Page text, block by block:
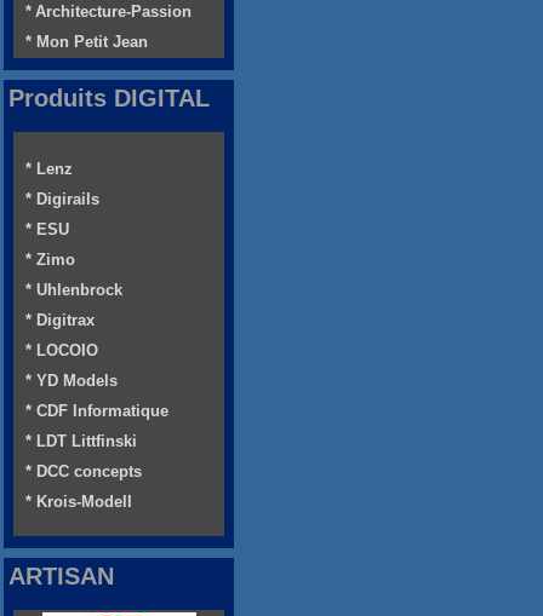
* Architecture-Passion
* Mon Petit Jean
Produits DIGITAL
* Lenz
* Digirails
* ESU
* Zimo
* Uhlenbrock
* Digitrax
* LOCOIO
* YD Models
* CDF Informatique
* LDT Littfinski
* DCC concepts
* Krois-Modell
ARTISAN